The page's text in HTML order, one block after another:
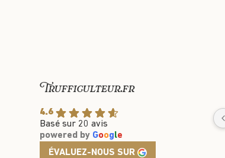
Trufficulteur.fr
4.6
Basé sur 20 avis
powered by Google
ÉVALUEZ-NOUS SUR